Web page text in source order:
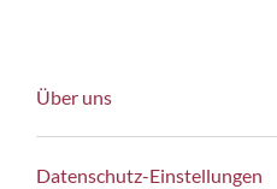
Über uns
Datenschutz-Einstellungen